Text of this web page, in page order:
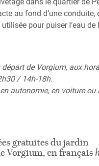
au fond d’une conduite,
pour puiser l’eau de
de Vorgium, aux
/ 14h-18h.
autonomie, en voiture ou
gratuites du jardin
Vorgium, en français